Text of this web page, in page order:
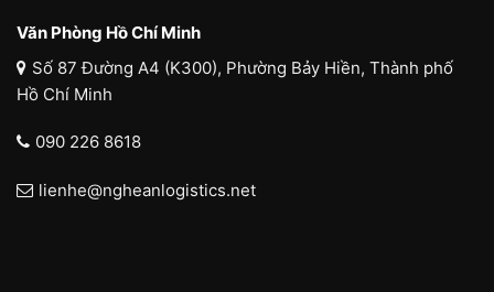
Văn Phòng Hồ Chí Minh
Số 87 Đường A4 (K300), Phường Bảy Hiền, Thành phố
Hồ Chí Minh
090 226 8618
lienhe@ngheanlogistics.net